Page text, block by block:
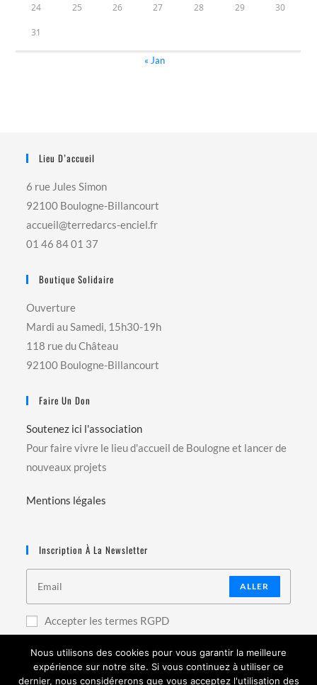
24 25 26 27 28 29 30
31
« Jan
Lieu D’accueil
6 rue Jules Simon
92100 Boulogne-Billancourt
accueil@terredarcs-enciel.fr
01 46 84 01 37
Boutique Solidaire
Ouverture
Mardi au Samedi, 15h30-19h
118 rue du Château
92100 Boulogne-Billancourt
Faire Un Don
Soutenez ici l'association
Pour faire vivre le lieu d'accueil de Boulogne et lancer de
nouveaux projets
Mentions légales
Inscription À La Newsletter
ALLER
Accepter les termes RGPD
Nous utilisons des cookies pour vous garantir la meilleure
expérience sur notre site. Si vous continuez à utiliser ce
dernier, nous considérerons que vous acceptez l'utilisation des